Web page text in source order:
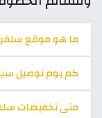
ما هو موقع
كم يوم توصيل
متى تخفيضات